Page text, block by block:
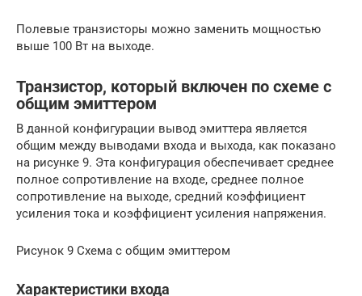
Полевые транзисторы можно заменить мощностью
выше 100 Вт на выходе.
Транзистор, который включен по схеме с
общим эмиттером
В данной конфигурации вывод эмиттера является
общим между выводами входа и выхода, как показано
на рисунке 9. Эта конфигурация обеспечивает среднее
полное сопротивление на входе, среднее полное
сопротивление на выходе, средний коэффициент
усиления тока и коэффициент усиления напряжения.
Рисунок 9 Схема с общим эмиттером
Характеристики входа